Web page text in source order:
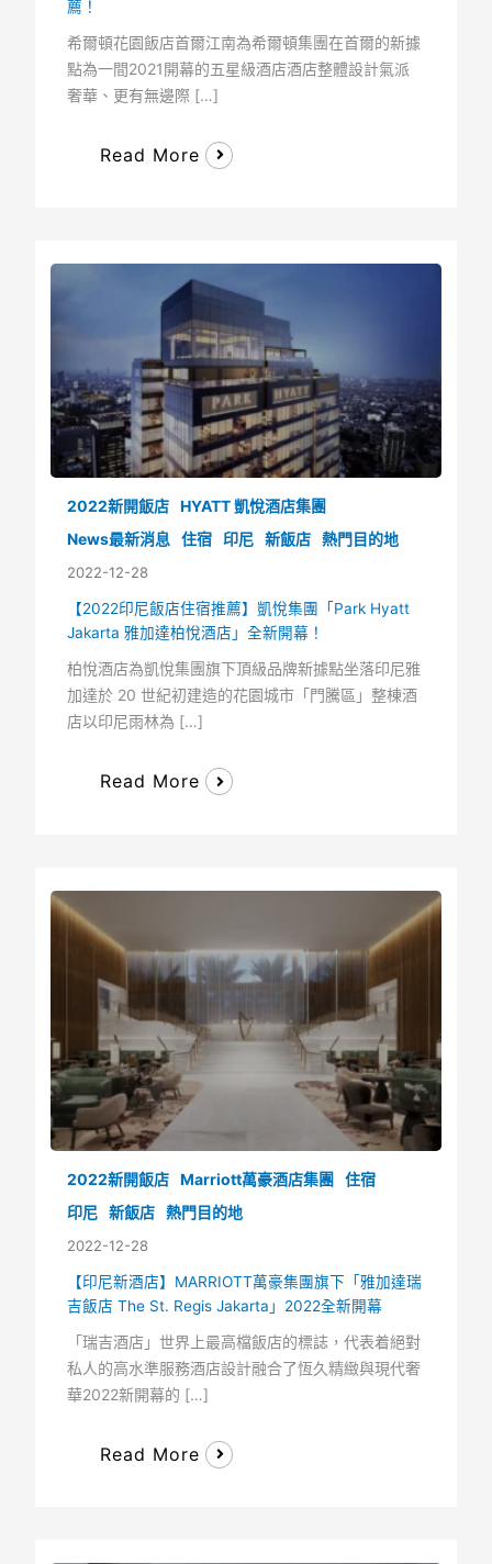
薦！
希爾頓花園飯店首爾江南為希爾頓集團在首爾的新據
點為一間2021開幕的五星級酒店酒店整體設計氣派
奢華、更有無邊際 […]
Read More
2022新開飯店 HYATT 凱悅酒店集團
News最新消息 住宿 印尼 新飯店 熱門目的地
2022-12-28
【2022印尼飯店住宿推薦】凱悅集團「Park Hyatt
Jakarta 雅加達柏悅酒店」全新開幕！
柏悅酒店為凱悅集團旗下頂級品牌新據點坐落印尼雅
加達於 20 世紀初建造的花園城市「門騰區」整棟酒
店以印尼雨林為 […]
Read More
2022新開飯店 Marriott萬豪酒店集團
住宿
印尼 新飯店 熱門目的地
2022-12-28
【印尼新酒店】MARRIOTT萬豪集團旗下「雅加達瑞
吉飯店 The St. Regis Jakarta」2022全新開幕
「瑞吉酒店」世界上最高檔飯店的標誌，代表着絕對
私人的高水準服務酒店設計融合了恆久精緻與現代奢
華2022新開幕的 […]
Read More